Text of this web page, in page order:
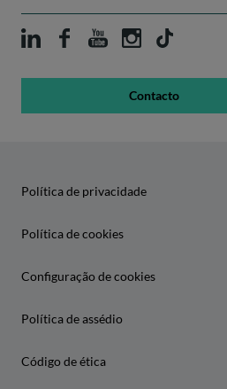
Contacto
Política de privacidade
Política de cookies
Configuração de cookies
Política de assédio
Código de ética